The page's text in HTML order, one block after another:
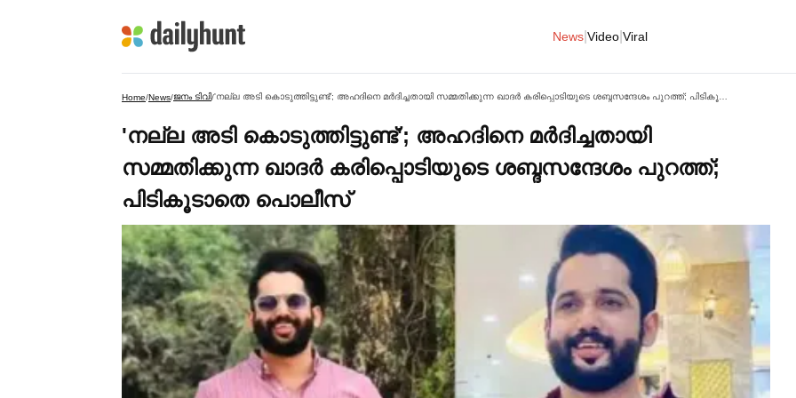
News Video Viral
Home/News/ജനം ടിവി/
'നല്ല അടി കൊടുത്തിട്ടുണ്ട്'; അഹദിനെ മര്‍ദിച്ചതായി
സമ്മതിക്കുന്ന ഖാദര്‍ കരിപ്പൊടിയുടെ ശബ്ദസന്ദേശം പുറത്ത്;
പിടികൂടാതെ പൊലീസ്